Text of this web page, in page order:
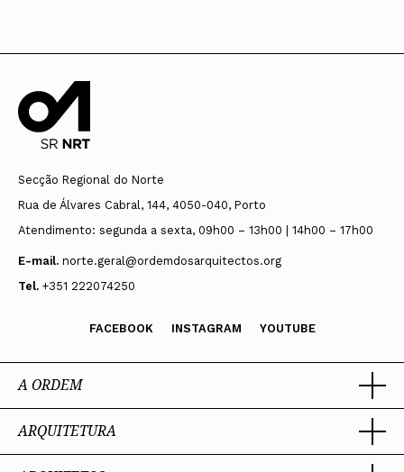
Secção Regional do Norte
Rua de Álvares Cabral, 144, 4050-040, Porto
Atendimento: segunda a sexta, 09h00 – 13h00 | 14h00 – 17h00
E-mail. norte.geral@ordemdosarquitectos.org
Tel. +351 222074250
FACEBOOK INSTAGRAM YOUTUBE
A ORDEM
Ordem dos Arquitectos
Sobre a OA
ARQUITETURA